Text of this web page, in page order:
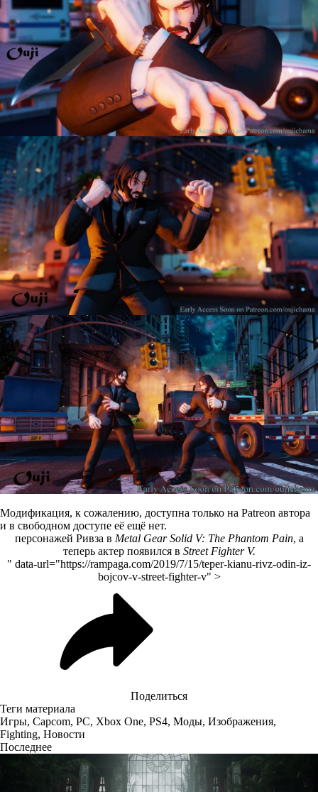
Модификация, к сожалению, доступна только на Patreon автора
и в свободном доступе её ещё нет.
персонажей Ривза в Metal Gear Solid V: The Phantom Pain, а
теперь актер появился в Street Fighter V.
" data-url="https://rampaga.com/2019/7/15/teper-kianu-rivz-odin-iz-
bojcov-v-street-fighter-v" >
Поделиться
Теги материала
Игры, Capcom, PC, Xbox One, PS4, Моды, Изображения,
Fighting, Новости
Последнее